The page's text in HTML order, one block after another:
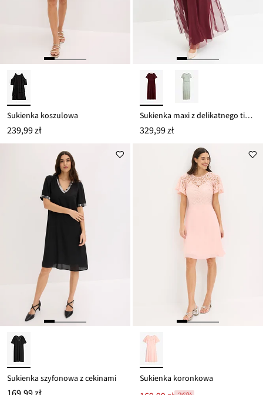
Sukienka koszulowa
239,99 zł
Sukienka maxi z delikatnego tiulu z aplikacją z cekinami
329,99 zł
Sukienka szyfonowa z cekinami Sukienka koronkowa